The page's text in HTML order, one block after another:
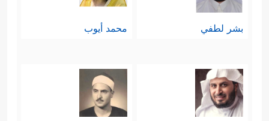
لِلَّهِ رَبِّ ٱلۡعَـٰلَمِینَ﴾
فسلامٌ عليك سيدي رسول الله وعلى آل
وحمل دعوتك إلى يوم الدين، وسلامٌ
على إخوانك المرسلين، وآخرُ دعوانا أن
بشر لطفي محمد أيوب